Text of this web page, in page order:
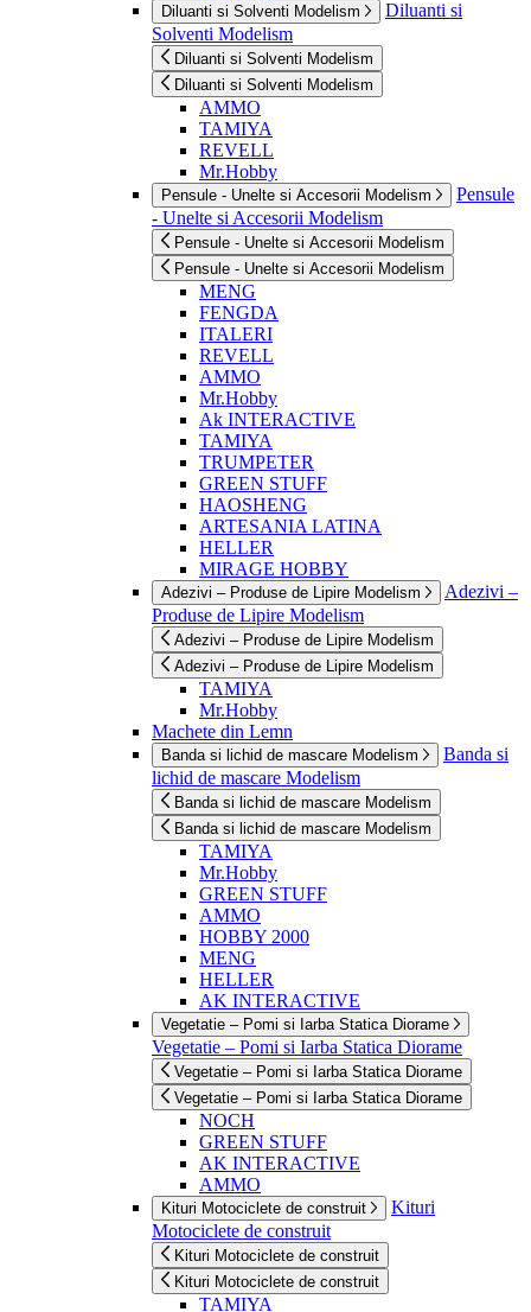
Diluanti si Solventi Modelism
Diluanti si
Solventi Modelism
Diluanti si Solventi Modelism
Diluanti si Solventi Modelism
AMMO
TAMIYA
REVELL
Mr.Hobby
Pensule - Unelte si Accesorii Modelism
Pensule
- Unelte si Accesorii Modelism
Pensule - Unelte si Accesorii Modelism
Pensule - Unelte si Accesorii Modelism
MENG
FENGDA
ITALERI
REVELL
AMMO
Mr.Hobby
Ak INTERACTIVE
TAMIYA
TRUMPETER
GREEN STUFF
HAOSHENG
ARTESANIA LATINA
HELLER
MIRAGE HOBBY
Adezivi – Produse de Lipire Modelism
Adezivi –
Produse de Lipire Modelism
Adezivi – Produse de Lipire Modelism
Adezivi – Produse de Lipire Modelism
TAMIYA
Mr.Hobby
Machete din Lemn
Banda si lichid de mascare Modelism
Banda si
lichid de mascare Modelism
Banda si lichid de mascare Modelism
Banda si lichid de mascare Modelism
TAMIYA
Mr.Hobby
GREEN STUFF
AMMO
HOBBY 2000
MENG
HELLER
AK INTERACTIVE
Vegetatie – Pomi si Iarba Statica Diorame
Vegetatie – Pomi si Iarba Statica Diorame
Vegetatie – Pomi si Iarba Statica Diorame
Vegetatie – Pomi si Iarba Statica Diorame
NOCH
GREEN STUFF
AK INTERACTIVE
AMMO
Kituri Motociclete de construit
Kituri
Motociclete de construit
Kituri Motociclete de construit
Kituri Motociclete de construit
TAMIYA